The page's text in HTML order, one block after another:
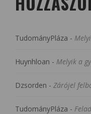
TudományPláza -
Huynhloan - Melyik a
Dzsorden - Zárójel
TudományPláza -